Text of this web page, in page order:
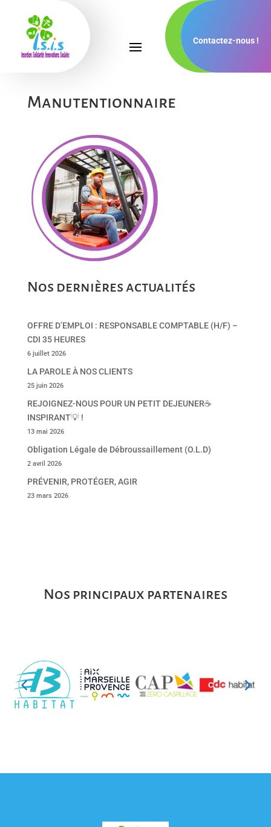
Contactez-nous !
Manutentionnaire
Nos dernières actualités
OFFRE D’EMPLOI : RESPONSABLE COMPTABLE (H/F) –
CDI 35 HEURES
6 juillet 2026
LA PAROLE À NOS CLIENTS
25 juin 2026
REJOIGNEZ-NOUS POUR UN PETIT DEJEUNER☕
INSPIRANT💡 !
13 mai 2026
Obligation Légale de Débroussaillement (O.L.D)
2 avril 2026
PRÉVENIR, PROTÉGER, AGIR
23 mars 2026
Nos principaux partenaires